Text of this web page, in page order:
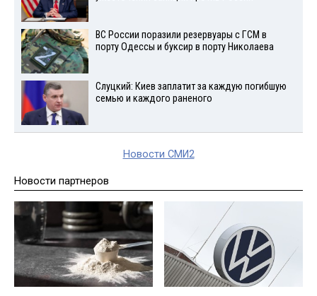
ВС России поразили резервуары с ГСМ в
порту Одессы и буксир в порту Николаева
Слуцкий: Киев заплатит за каждую погибшую
семью и каждого раненого
Новости СМИ2
Новости партнеров